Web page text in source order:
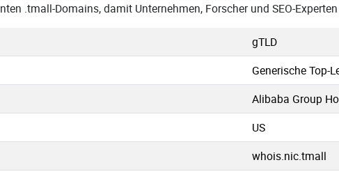
.tmall-Domains, damit Unternehmen, Forscher und SEO-
gTLD
Generische Top-
Alibaba Group
US
whois.nic.tmall